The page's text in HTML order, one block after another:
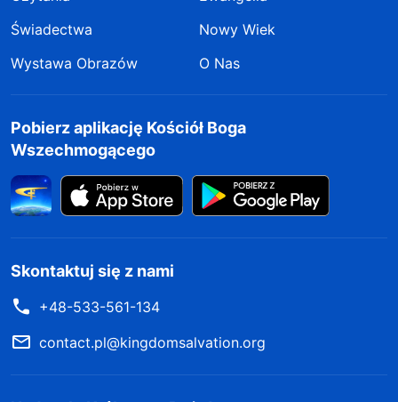
Świadectwa
Nowy Wiek
Wystawa Obrazów
O Nas
Pobierz aplikację Kościół Boga
Wszechmogącego
Skontaktuj się z nami
+48-533-561-134
contact.pl@kingdomsalvation.org